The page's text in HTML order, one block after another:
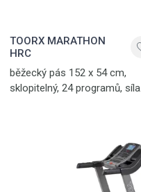
TOORX MARATHON
HRC
běžecký pás 152 x 54 cm,
sklopitelný, 24 programů, síla
Kinomap - APP ready, soft
odpružení Multi Air Cushion,
sklon 0-13%, rychlost 0,8-22